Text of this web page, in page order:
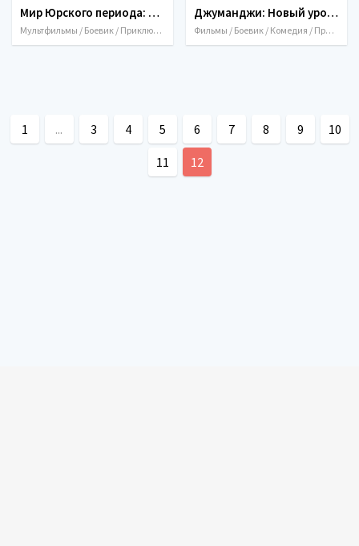
Мир Юрского периода: Лагерь Мелового периода / Jurassic World: Camp Cretaceous (2020)
Мультфильмы / Боевик / Приключения / Фантастика / 2020 / США
Джуманджи: Новый уровень / Jumanji: The Next Level (2019)
Фильмы / Боевик / Комедия / Приключения / Фэнтези / 2019 / США
1 ... 3 4 5 6 7 8 9 10
11 12